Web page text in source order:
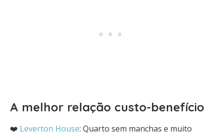
A melhor relação custo-benefício
❤️ Leverton House: Quarto sem manchas e muito